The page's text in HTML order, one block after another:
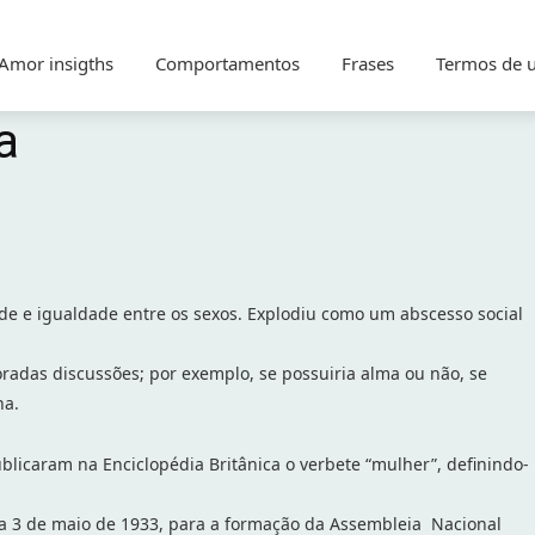
insigths Comportamentos Frases Termos de
e igualdade entre os sexos. Explodiu como um abscesso social
discussões; por exemplo, se possuiria alma ou não, se
na Enciclopédia Britânica o verbete “mulher”, definindo-
de maio de 1933, para a formação da Assembleia Nacional